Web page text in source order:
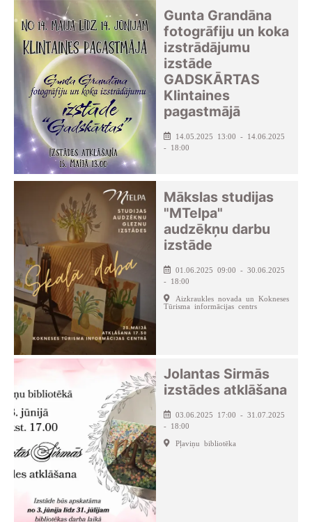
Gunta Grandāna
fotogrāfiju un koka
izstrādājumu
izstāde
GADSKĀRTAS
Klintaines
pagastmājā
14.05.2025 13:00 - 14.06.2025
- 18:00
Mākslas studijas
"MTelpa"
audzēkņu darbu
izstāde
01.06.2025 09:00 - 30.06.2025
- 18:00
Aizkraukles novada un Kokneses
Tūrisma informācijas centrs
Jolantas Sirmās
izstādes atklāšana
03.06.2025 17:00 - 31.07.2025
- 18:00
Pļaviņu bibliotēka